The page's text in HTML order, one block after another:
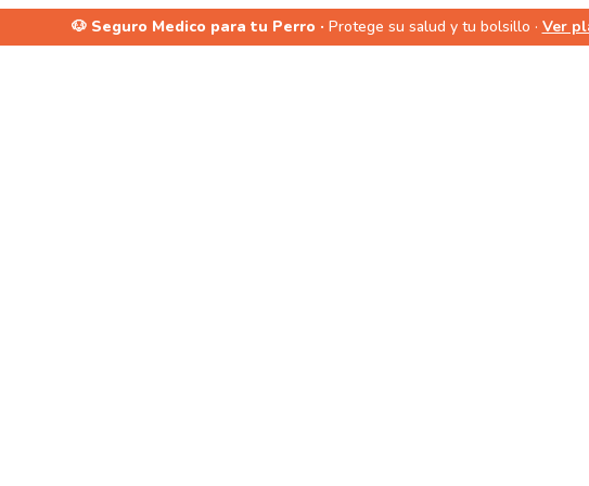
🐶 Seguro Medico para tu Perro · Protege su salud y tu bolsillo · Ver